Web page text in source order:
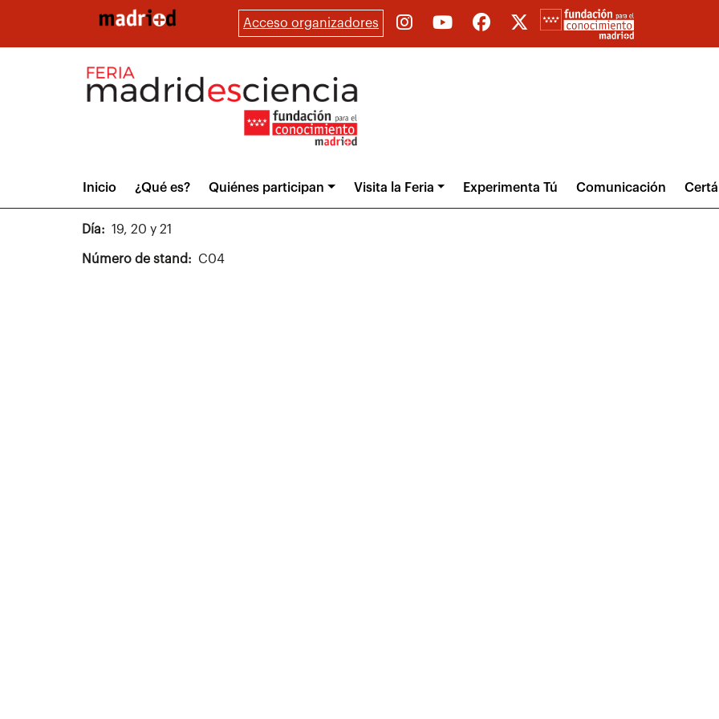
Acceso organizadores
Main
menuInicio ¿Qué es? Quiénes participan Visita la Feria Experimenta Tú Comunicación
Día 19, 20 y 21
Número de stand C04